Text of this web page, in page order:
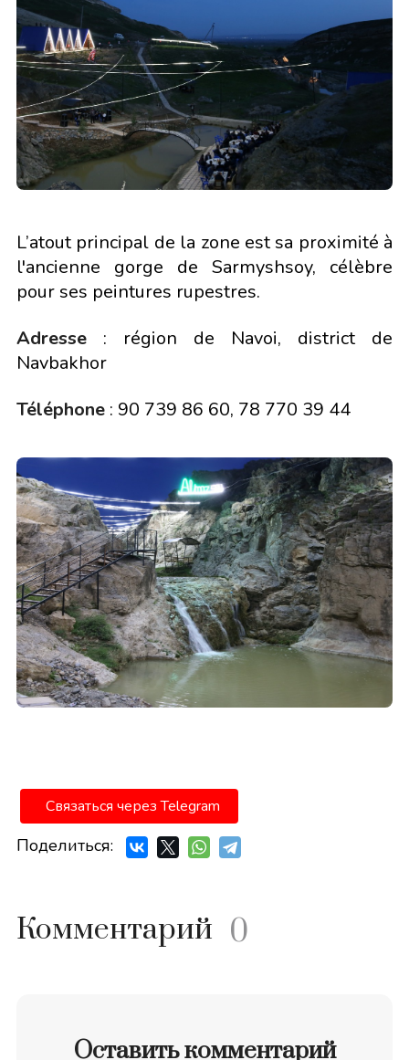
L’atout principal de la zone est sa proximité à
l'ancienne gorge de Sarmyshsoy, célèbre
pour ses peintures rupestres.
Adresse: région de Navoi, district de
Navbakhor
Téléphone: 90 739 86 60, 78 770 39 44
Связаться через Telegram
Поделиться:
Комментарий 0
Оставить комментарий